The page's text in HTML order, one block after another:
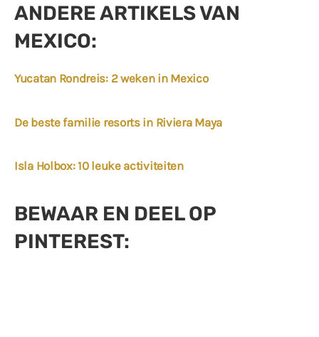
ANDERE ARTIKELS VAN
MEXICO:
Yucatan Rondreis: 2 weken in Mexico
De beste familie resorts in Riviera Maya
Isla Holbox: 10 leuke activiteiten
BEWAAR EN DEEL OP
PINTEREST: